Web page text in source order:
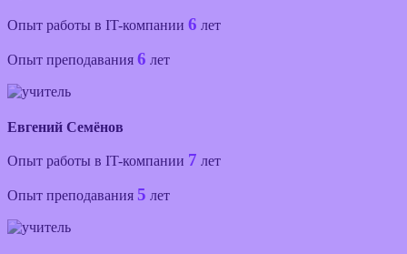
Опыт работы в IT-компании 6 лет
Опыт преподавания 6 лет
Евгений Семёнов
Опыт работы в IT-компании 7 лет
Опыт преподавания 5 лет